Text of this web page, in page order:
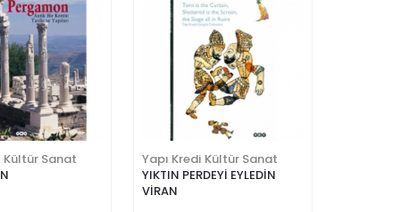
Kültür Sanat
Yapı Kredi Kültür Sanat
YIKTIN PERDEYİ EYLEDİN
VİRAN